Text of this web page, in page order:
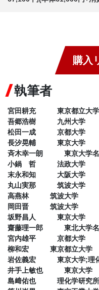
購入
執筆者
宮田耕充 東京都立大学
吾郷浩樹 九州大学
松田一成 京都大学
長汐晃輔 東京大学
斉木幸一朗 東京大学名
小鍋 哲 法政大学
末永和知 大阪大学
丸山実那 筑波大学
高燕林 筑波大学
岡田晋 筑波大学
坂野昌人 東京大学
齋藤理一郎 東北大学名
宮内雄平 京都大学
柳和宏 東京都立大学
岩佐義宏 東京大学;理化
井手上敏也 東京大学
島﨑佑也 理化学研究所